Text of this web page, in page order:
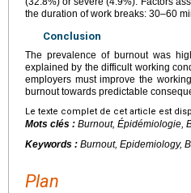
the duration of work breaks: 30–60
Conclusion
The prevalence of burnout was
explained by the difficult working
employers must improve the
burnout towards predictable
Le texte complet de cet article est
Mots clés : Burnout, Épidémiologie,
Keywords : Burnout, Epidemiology,
Plan